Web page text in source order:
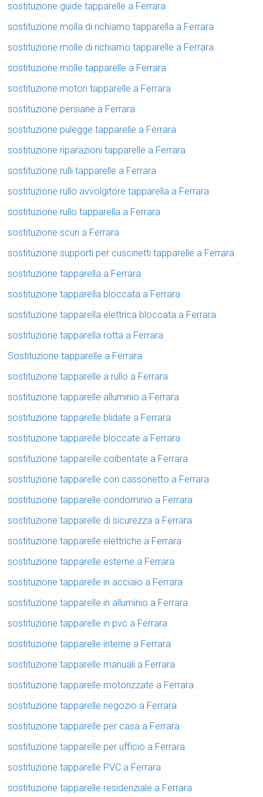
sostituzione guide tapparelle a Ferrara
sostituzione molla di richiamo tapparella a Ferrara
sostituzione molle di richiamo tapparelle a Ferrara
sostituzione molle tapparelle a Ferrara
sostituzione motori tapparelle a Ferrara
sostituzione persiane a Ferrara
sostituzione pulegge tapparelle a Ferrara
sostituzione riparazioni tapparelle a Ferrara
sostituzione rulli tapparelle a Ferrara
sostituzione rullo avvolgitore tapparella a Ferrara
sostituzione rullo tapparella a Ferrara
sostituzione scuri a Ferrara
sostituzione supporti per cuscinetti tapparelle a Ferrara
sostituzione tapparella a Ferrara
sostituzione tapparella bloccata a Ferrara
sostituzione tapparella elettrica bloccata a Ferrara
sostituzione tapparella rotta a Ferrara
Sostituzione tapparelle a Ferrara
sostituzione tapparelle a rullo a Ferrara
sostituzione tapparelle alluminio a Ferrara
sostituzione tapparelle blidate a Ferrara
sostituzione tapparelle bloccate a Ferrara
sostituzione tapparelle coibentate a Ferrara
sostituzione tapparelle con cassonetto a Ferrara
sostituzione tapparelle condominio a Ferrara
sostituzione tapparelle di sicurezza a Ferrara
sostituzione tapparelle elettriche a Ferrara
sostituzione tapparelle esterne a Ferrara
sostituzione tapparelle in acciaio a Ferrara
sostituzione tapparelle in alluminio a Ferrara
sostituzione tapparelle in pvc a Ferrara
sostituzione tapparelle interne a Ferrara
sostituzione tapparelle manuali a Ferrara
sostituzione tapparelle motorizzate a Ferrara
sostituzione tapparelle negozio a Ferrara
sostituzione tapparelle per casa a Ferrara
sostituzione tapparelle per ufficio a Ferrara
sostituzione tapparelle PVC a Ferrara
sostituzione tapparelle residenziale a Ferrara